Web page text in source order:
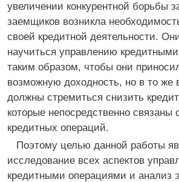
увеличении конкурентной борьбы
заемщиков возникла
своей кредитной деятельности.
научиться управлению
таким образом, чтобы они
возможную доходность, но в то же
должны стремиться снизить
которые непосредственно связаны
кредитных операций.
Поэтому целью данной работы
исследование всех аспектов
кредитными операциями и анализ